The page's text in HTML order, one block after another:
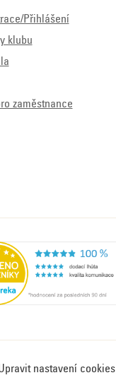
Přihlášení
klubu
zaměstnance
nastavení cookies